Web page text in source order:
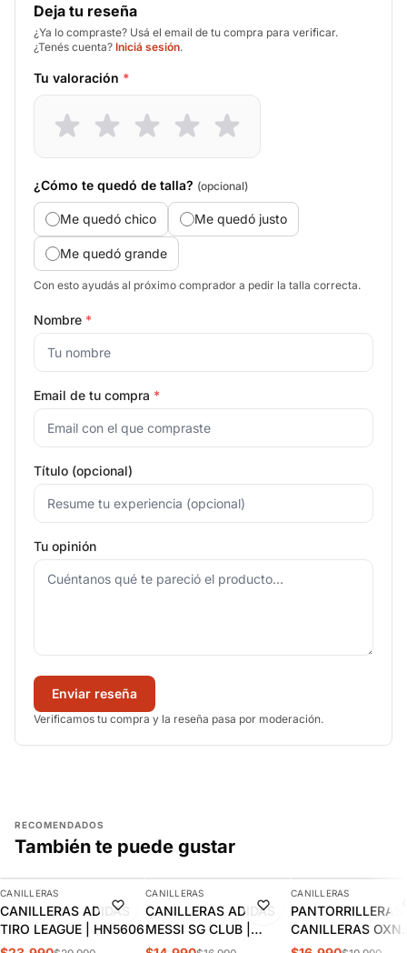
Deja tu reseña
¿Ya lo compraste? Usá el email de tu compra para verificar.
¿Tenés cuenta? Iniciá sesión.
Tu valoración *
¿Cómo te quedó de talla? (opcional)
Me quedó chico Me quedó justo
Me quedó grande
Con esto ayudás al próximo comprador a pedir la talla correcta.
Nombre *
Email de tu compra *
Título (opcional)
Tu opinión
Enviar reseña
Verificamos tu compra y la reseña pasa por moderación.
RECOMENDADOS
También te puede gustar
-20%
AGREGAR
CANILLERAS
CANILLERAS ADIDAS
TIRO LEAGUE | HN5606
-12%
AGREGAR
CANILLERAS
CANILLERAS ADIDAS
MESSI SG CLUB |
KA7857
-15%
CANILLERAS
PANTORRILLERAS
CANILLERAS OXN
ADULTO